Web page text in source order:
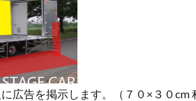
広告を掲示します。（７０×３０cm